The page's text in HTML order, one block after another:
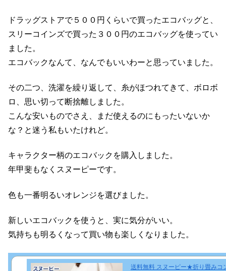
ドラッグストアで５００円くらいで買ったエコバッグと、
スリーコインズで買った３００円のエコバッグを使ってい
ました。
エコバックなんて、なんでもいいわーと思っていました。
その二つ、洗濯を繰り返して、糸がほつれてきて、ボロボ
ロ、思い切って断捨離しました。
こんな安いものでさえ、まだ使えるのにもったいないか
な？と迷う私もいたけれど。
キャラクター柄のエコバックを購入しました。
年甲斐もなくスヌーピーです。
色も一番明るいオレンジを選びました。
新しいエコバックを使うと、実に気分がいい。
気持ちも明るくなって買い物も楽しくなりました。
送料無料 スヌーピー★折り畳みコ